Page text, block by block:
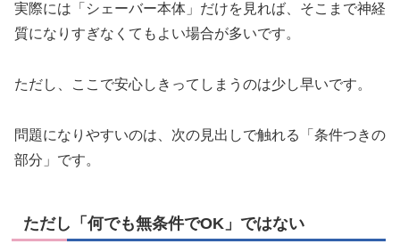
実際には「シェーバー本体」だけを見れば、そこまで神経
質になりすぎなくてもよい場合が多いです。
ただし、ここで安心しきってしまうのは少し早いです。
問題になりやすいのは、次の見出しで触れる「条件つきの
部分」です。
ただし「何でも無条件でOK」ではない